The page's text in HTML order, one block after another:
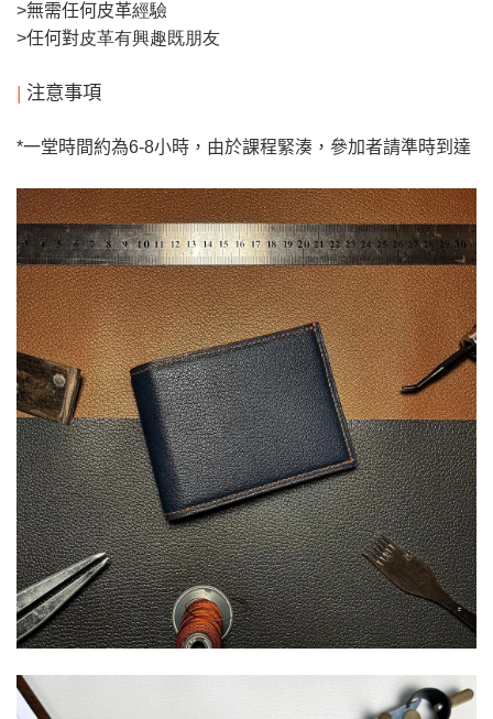
>無需任何皮革經驗
>任何對皮革有興趣既朋友
| 注意事項
*一堂時間約為6-8小時，由於課程緊湊，參加者請準時到達